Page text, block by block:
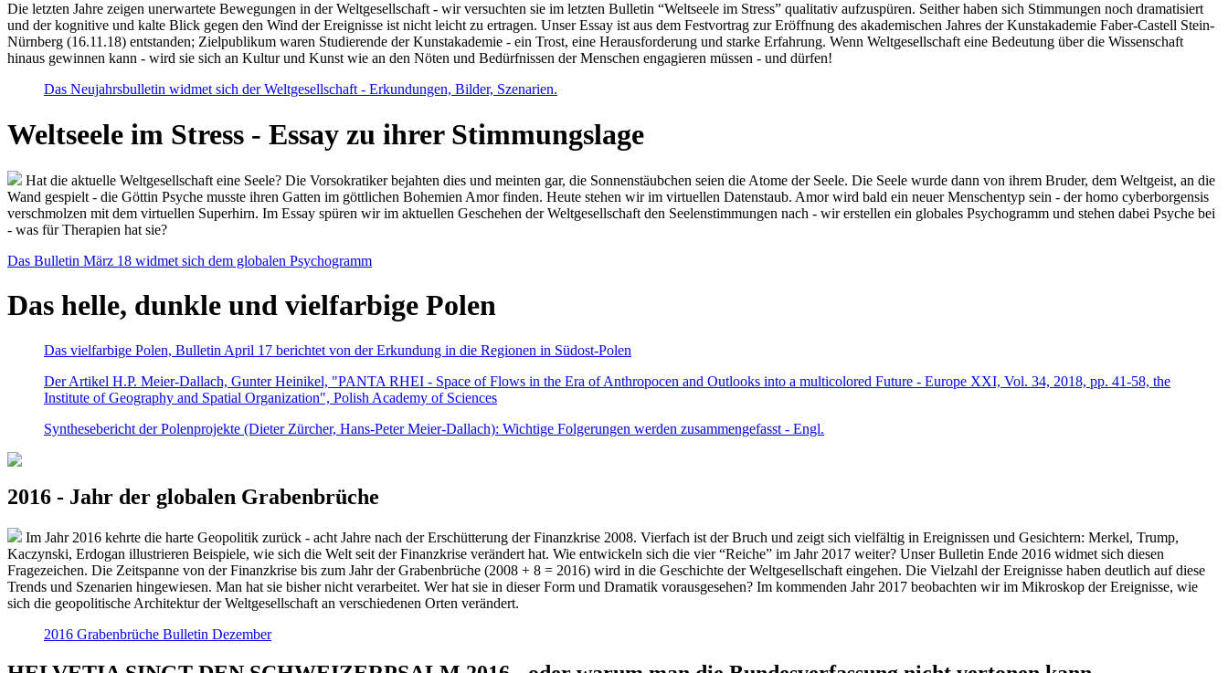
Die letzten Jahre zeigen unerwartete Bewegungen in der Weltgesellschaft - wir versuchten sie im letzten Bulletin “Weltseele im Stress” qualitativ aufzuspüren. Seither haben sich Stimmungen noch dramatisiert
und der kognitive und kalte Blick gegen den Wind der Ereignisse ist nicht leicht zu ertragen. Unser Essay ist aus dem Festvortrag zur Eröffnung des akademischen Jahres der Kunstakademie Faber-Castell Stein-
Nürnberg (16.11.18) entstanden; Zielpublikum waren Studierende der Kunstakademie - ein Trost, eine Herausforderung und starke Erfahrung. Wenn Weltgesellschaft eine Bedeutung über die Wissenschaft
hinaus gewinnen kann - wird sie sich an Kultur und Kunst wie an den Nöten und Bedürfnissen der Menschen engagieren müssen - und dürfen!
Das Neujahrsbulletin widmet sich der Weltgesellschaft - Erkundungen, Bilder, Szenarien.
Weltseele im Stress - Essay zu ihrer Stimmungslage
Hat die aktuelle Weltgesellschaft eine Seele? Die Vorsokratiker bejahten dies und meinten gar, die Sonnenstäubchen seien die Atome der Seele. Die Seele wurde dann von ihrem Bruder, dem Weltgeist, an die
Wand gespielt - die Göttin Psyche musste ihren Gatten im göttlichen Bohemien Amor finden. Heute stehen wir im virtuellen Datenstaub. Amor wird bald ein neuer Menschentyp sein - der homo cyberborgensis
verschmolzen mit dem virtuellen Superhirn. Im Essay spüren wir im aktuellen Geschehen der Weltgesellschaft den Seelenstimmungen nach - wir erstellen ein globales Psychogramm und stehen dabei Psyche bei
- was für Therapien hat sie?
Das Bulletin März 18 widmet sich dem globalen Psychogramm
Das helle, dunkle und vielfarbige Polen
Das vielfarbige Polen, Bulletin April 17 berichtet von der Erkundung in die Regionen in Südost-Polen
Der Artikel H.P. Meier-Dallach, Gunter Heinikel, "PANTA RHEI - Space of Flows in the Era of Anthropocen and Outlooks into a multicolored Future - Europe XXI, Vol. 34, 2018, pp. 41-58, the
Institute of Geography and Spatial Organization", Polish Academy of Sciences
Synthesebericht der Polenprojekte (Dieter Zürcher, Hans-Peter Meier-Dallach): Wichtige Folgerungen werden zusammengefasst - Engl.
2016 - Jahr der globalen Grabenbrüche
Im Jahr 2016 kehrte die harte Geopolitik zurück - acht Jahre nach der Erschütterung der Finanzkrise 2008. Vierfach ist der Bruch und zeigt sich vielfältig in Ereignissen und Gesichtern: Merkel, Trump,
Kaczynski, Erdogan illustrieren Beispiele, wie sich die Welt seit der Finanzkrise verändert hat. Wie entwickeln sich die vier “Reiche” im Jahr 2017 weiter? Unser Bulletin Ende 2016 widmet sich diesen
Fragezeichen. Die Zeitspanne von der Finanzkrise bis zum Jahr der Grabenbrüche (2008 + 8 = 2016) wird in die Geschichte der Weltgesellschaft eingehen. Die Vielzahl der Ereignisse haben deutlich auf diese
Trends und Szenarien hingewiesen. Man hat sie bisher nicht verarbeitet. Wer hat sie in dieser Form und Dramatik vorausgesehen? Im kommenden Jahr 2017 beobachten wir im Mikroskop der Ereignisse, wie
sich die geopolitische Architektur der Weltgesellschaft an verschiedenen Orten verändert.
2016 Grabenbrüche Bulletin Dezember